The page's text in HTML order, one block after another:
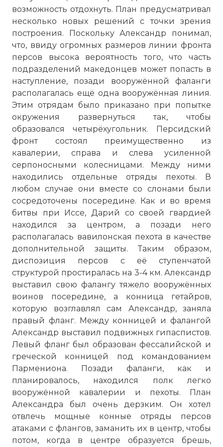
возможность отдохнуть. План предусматривал
несколько новых решений с точки зрения
построения. Поскольку Александр понимал,
что, ввиду огромных размеров линии фронта
персов высока вероятность того, что часть
подразделений македонцев может попасть в
наступление, позади вооружённой фаланги
располагалась ещё одна вооружённая линия.
Этим отрядам было приказано при попытке
окружения развернуться так, чтобы
образовался четырёхугольник. Персидский
фронт состоял преимущественно из
кавалерии, справа и слева усиленной
серпоносными колесницами. Между ними
находились отдельные отряды пехоты. В
любом случае они вместе со слонами были
сосредоточены посередине. Как и во время
битвы при Иссе, Дарий со своей гвардией
находился за центром, а позади него
располагалась вавилонская пехота в качестве
дополнительной защиты. Таким образом,
диспозиция персов с её ступенчатой
структурой простиралась на 3-4 км. Александр
выставил свою фалангу тяжело вооружённых
воинов посередине, а конница гетайров,
которую возглавлял сам Александр, заняла
правый фланг. Между конницей и фалангой
Александр выставил подвижных гипаспистов.
Левый фланг был образован фессалийской и
греческой конницей под командованием
Пармениона. Позади фаланги, как и
планировалось, находился полк легко
вооружённой кавалерии и пехоты. План
Александра был очень дерзким. Он хотел
отвлечь мощные конные отряды персов
атаками с флангов, заманить их в центр, чтобы
потом, когда в центре образуется брешь,
☓
Имя:
Комментарий:
Проверочный код: